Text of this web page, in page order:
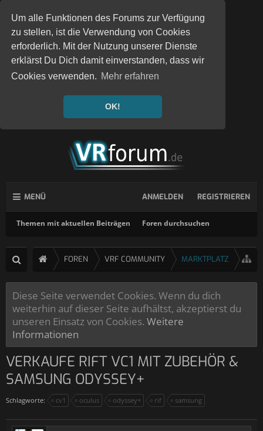
Um alle Funktionen des Forums zur Verfügung
zu stellen, ist die Verwendung von Cookies
erforderlich. Mit der Nutzung unserer Dienste
erklärst Du Dich damit einverstanden, dass wir
Cookies verwenden. Mehr erfahren
OK!
MENÜ
Themen mit aktuellen Beiträgen Foren durchsuchen
ANMELDEN REGISTRIEREN
FOREN VRF COMMUNITY MARKTPLATZ
Diese Seite verwendet Cookies. Wenn du dich
weiterhin auf dieser Seite aufhältst, akzeptierst du
unseren Einsatz von Cookies. Weitere
Informationen
VERKAUFE RIFT VC1 MIT ZUBEHÖR &
SAMSUNG ODYSSEY+
Schlagworte: cv1 oculus odyssey+ rif samsung